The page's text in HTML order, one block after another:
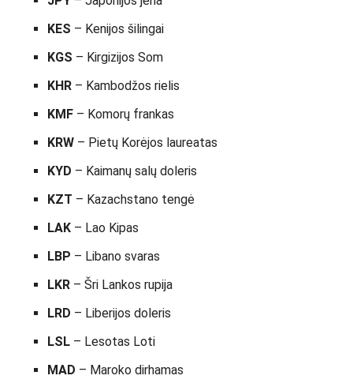
KES – Kenijos šilingai
KGS – Kirgizijos Som
KHR – Kambodžos rielis
KMF – Komorų frankas
KRW – Pietų Korėjos laureatas
KYD – Kaimanų salų doleris
KZT – Kazachstano tengė
LAK – Lao Kipas
LBP – Libano svaras
LKR – Šri Lankos rupija
LRD – Liberijos doleris
LSL – Lesotas Loti
MAD – Maroko dirhamas